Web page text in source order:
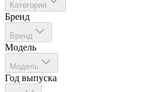
Категория
Бренд
Бренд
Модель
Модель
Год выпуска